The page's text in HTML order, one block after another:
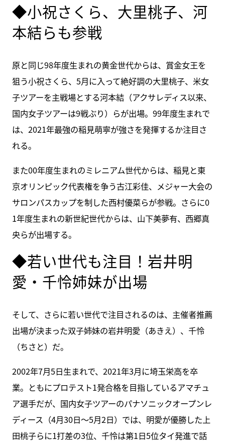
◆小祝さくら、大里桃子、河
本結らも参戦
原と同じ98年度生まれの黄金世代からは、賞金女王を
狙う小祝さくら、5月に入って絶好調の大里桃子、米女
子ツアーを主戦場とする河本結（アクサレディス以来、
国内女子ツアーは9戦ぶり）らが出場。99年度生まれで
は、2021年最強の稲見萌寧が強さを発揮するか注目さ
れる。
また00年度生まれのミレニアム世代からは、稲見と東
京オリンピック代表権を争う古江彩佳、メジャー大会の
サロンパスカップを制した西村優菜らが参戦。さらに0
1年度生まれの新世紀世代からは、山下美夢有、西郷真
央らが出場する。
◆若い世代も注目！岩井明
愛・千怜姉妹が出場
そして、さらに若い世代で注目されるのは、主催者推薦
出場が決まった双子姉妹の岩井明愛（あきえ）、千怜
（ちさと）だ。
2002年7月5日生まれで、2021年3月に埼玉栄高を卒
業。ともにプロテスト1発合格を目指しているアマチュ
ア選手だが、国内女子ツアーのパナソニックオープンレ
ディース（4月30日～5月2日）では、明愛が優勝した上
田桃子らに1打差の3位、千怜は第1日5位タイ発進で話